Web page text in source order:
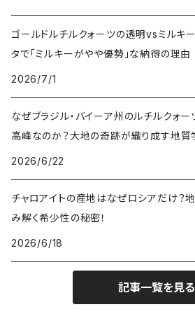
ゴールドルチルクォーツの透明vsミルキ
タで「ミルキーがやや優勢」な納得の理由
2026/7/1
なぜブラジル・バイーア州のルチルクォ
高峰なのか？大地の奇跡が織り成す地質
2026/6/22
チャロアイトの産地はなぜロシアだけ？
み解く希少性の秘密！
2026/6/18
記事一覧を見る